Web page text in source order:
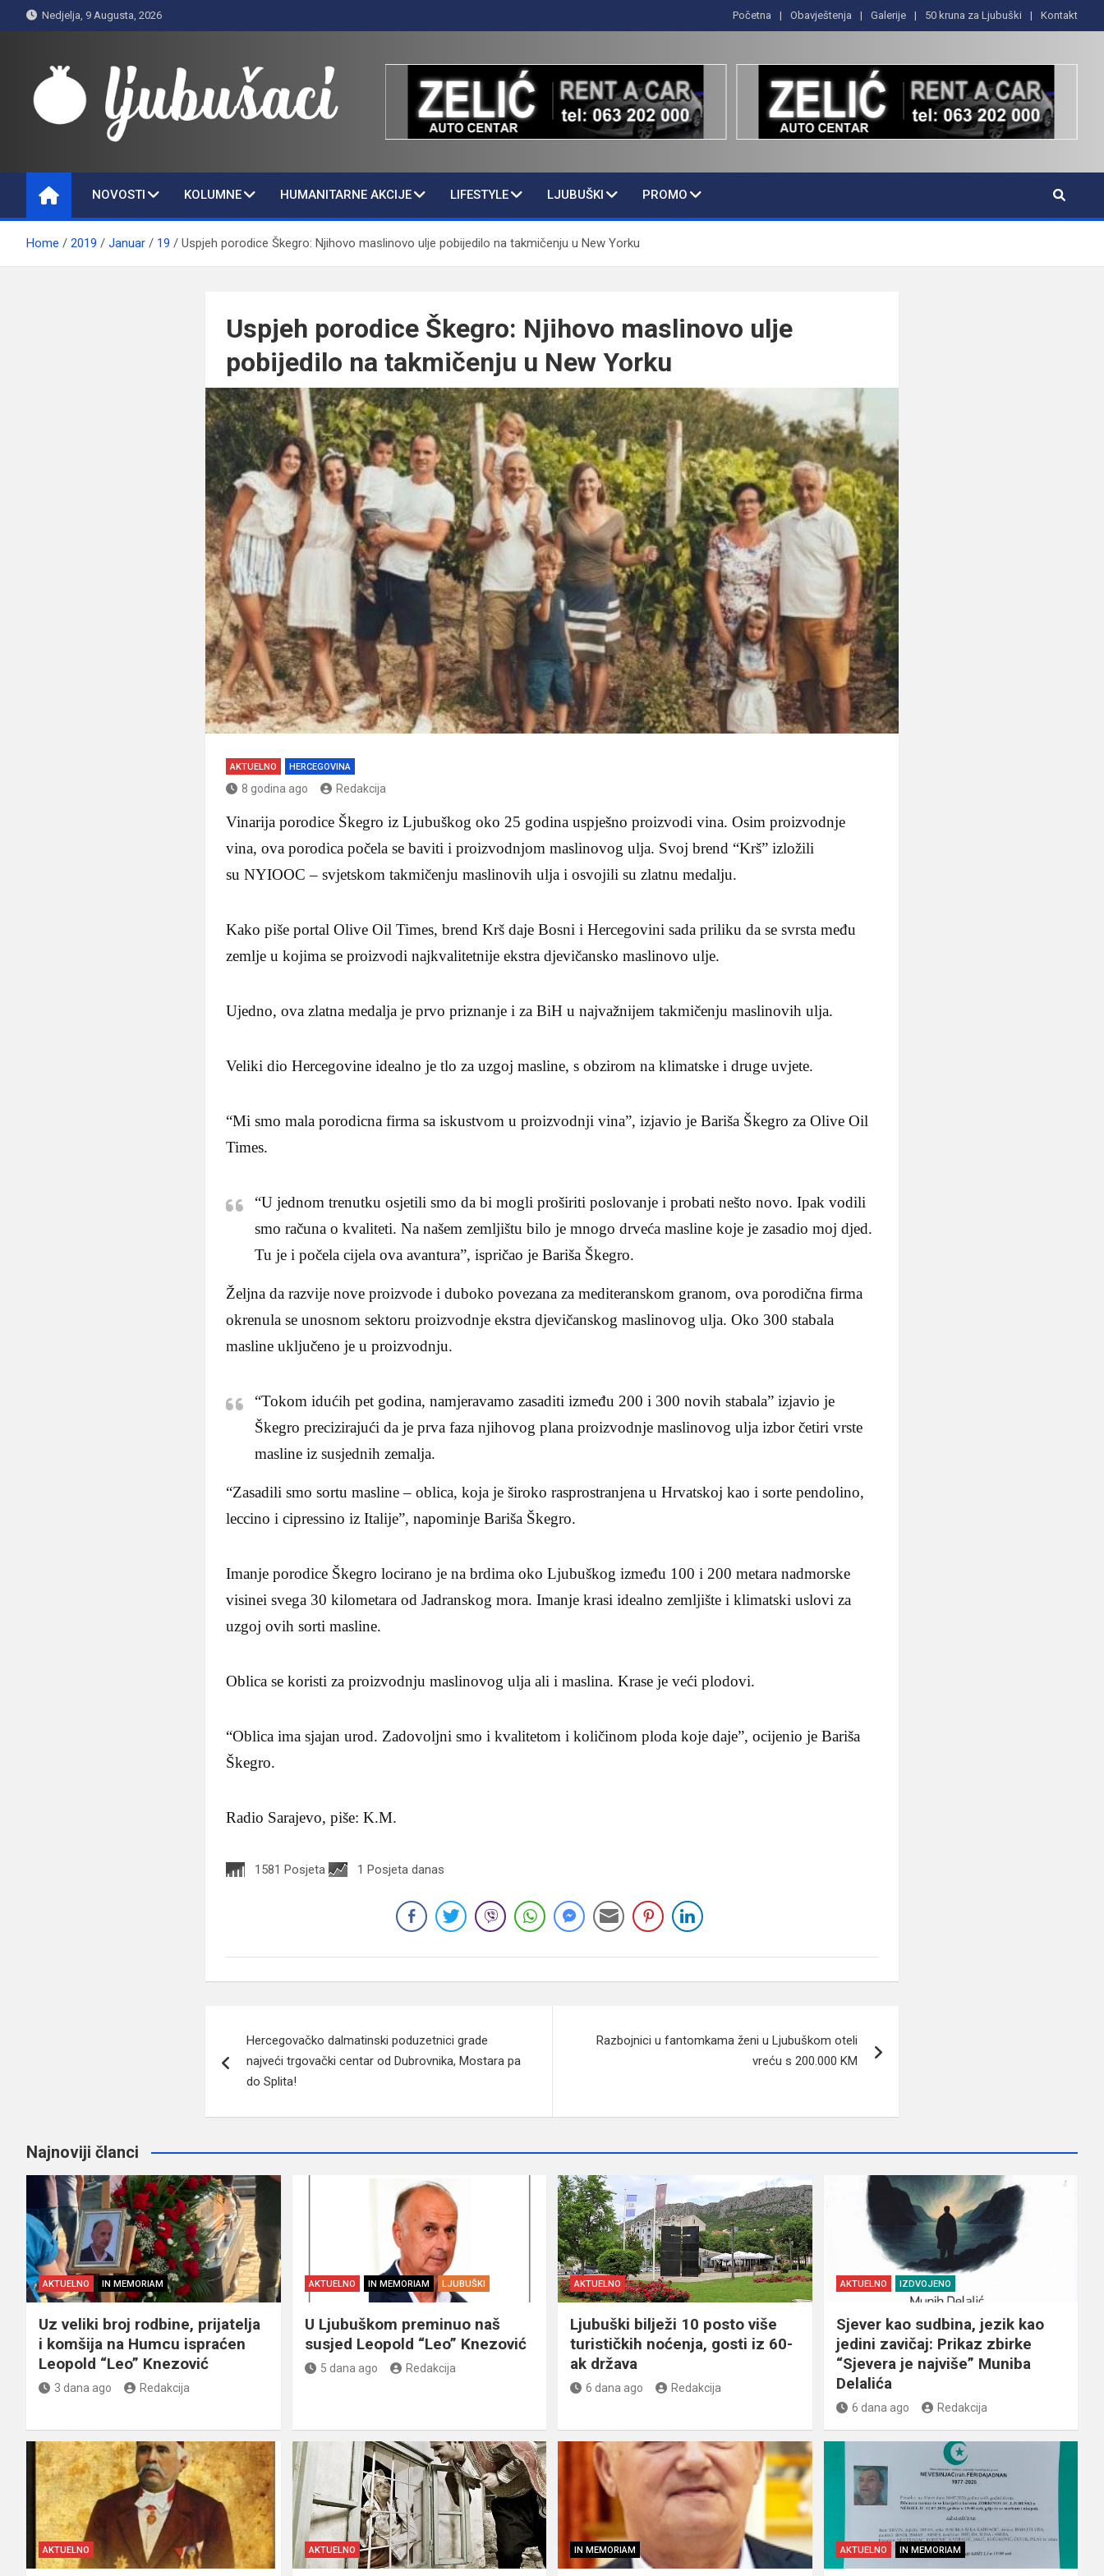
to
Nedjelja, 9 Augusta, 2026 Početna Obavještenja Galerije 50 kruna za Ljubuški Kontakt
Ljubušaci
NOVOSTI KOLUMNE HUMANITARNE AKCIJE LIFESTYLE LJUBUŠKI PROMO
Home 2019 Januar 19 Uspjeh porodice Škegro: Njihovo maslinovo ulje pobijedilo na takmičenju u New Yorku
Uspjeh porodice Škegro: Njihovo maslinovo ulje
pobijedilo na takmičenju u New Yorku
AKTUELNO HERCEGOVINA
8 godina ago Redakcija
Vinarija porodice Škegro iz Ljubuškog oko 25 godina uspješno proizvodi vina. Osim proizvodnje
vina, ova porodica počela se baviti i proizvodnjom maslinovog ulja. Svoj brend “Krš” izložili
su NYIOOC – svjetskom takmičenju maslinovih ulja i osvojili su zlatnu medalju.
Kako piše portal Olive Oil Times, brend Krš daje Bosni i Hercegovini sada priliku da se svrsta među
zemlje u kojima se proizvodi najkvalitetnije ekstra djevičansko maslinovo ulje.
Ujedno, ova zlatna medalja je prvo priznanje i za BiH u najvažnijem takmičenju maslinovih ulja.
Veliki dio Hercegovine idealno je tlo za uzgoj masline, s obzirom na klimatske i druge uvjete.
“Mi smo mala porodicna firma sa iskustvom u proizvodnji vina”, izjavio je Bariša Škegro za Olive Oil
Times.
“U jednom trenutku osjetili smo da bi mogli proširiti poslovanje i probati nešto novo. Ipak vodili
smo računa o kvaliteti. Na našem zemljištu bilo je mnogo drveća masline koje je zasadio moj djed.
Tu je i počela cijela ova avantura”, ispričao je Bariša Škegro.
Željna da razvije nove proizvode i duboko povezana za mediteranskom granom, ova porodična firma
okrenula se unosnom sektoru proizvodnje ekstra djevičanskog maslinovog ulja. Oko 300 stabala
masline uključeno je u proizvodnju.
“Tokom idućih pet godina, namjeravamo zasaditi između 200 i 300 novih stabala” izjavio je
Škegro precizirajući da je prva faza njihovog plana proizvodnje maslinovog ulja izbor četiri vrste
masline iz susjednih zemalja.
“Zasadili smo sortu masline – oblica, koja je široko rasprostranjena u Hrvatskoj kao i sorte pendolino,
leccino i cipressino iz Italije”, napominje Bariša Škegro.
Imanje porodice Škegro locirano je na brdima oko Ljubuškog između 100 i 200 metara nadmorske
visinei svega 30 kilometara od Jadranskog mora. Imanje krasi idealno zemljište i klimatski uslovi za
uzgoj ovih sorti masline.
Oblica se koristi za proizvodnju maslinovog ulja ali i maslina. Krase je veći plodovi.
“Oblica ima sjajan urod. Zadovoljni smo i kvalitetom i količinom ploda koje daje”, ocijenio je Bariša
Škegro.
Radio Sarajevo, piše: K.M.
1581 Posjeta 1 Posjeta danas
članaka
Hercegovačko dalmatinski poduzetnici grade
najveći trgovački centar od Dubrovnika, Mostara pa
do Splita!
Razbojnici u fantomkama ženi u Ljubuškom oteli
vreću s 200.000 KM
Najnoviji članci
AKTUELNO IN MEMORIAM
Uz veliki broj rodbine, prijatelja
i komšija na Humcu ispraćen
Leopold “Leo” Knezović
3 dana ago Redakcija
AKTUELNO IN MEMORIAM LJUBUŠKI
U Ljubuškom preminuo naš
susjed Leopold “Leo” Knezović
5 dana ago Redakcija
AKTUELNO
Ljubuški bilježi 10 posto više
turističkih noćenja, gosti iz 60-
ak država
6 dana ago Redakcija
AKTUELNO IZDVOJENO
Sjever kao sudbina, jezik kao
jedini zavičaj: Prikaz zbirke
“Sjevera je najviše” Muniba
Delalića
6 dana ago Redakcija
AKTUELNO AKTUELNO IN MEMORIAM AKTUELNO IN MEMORIAM